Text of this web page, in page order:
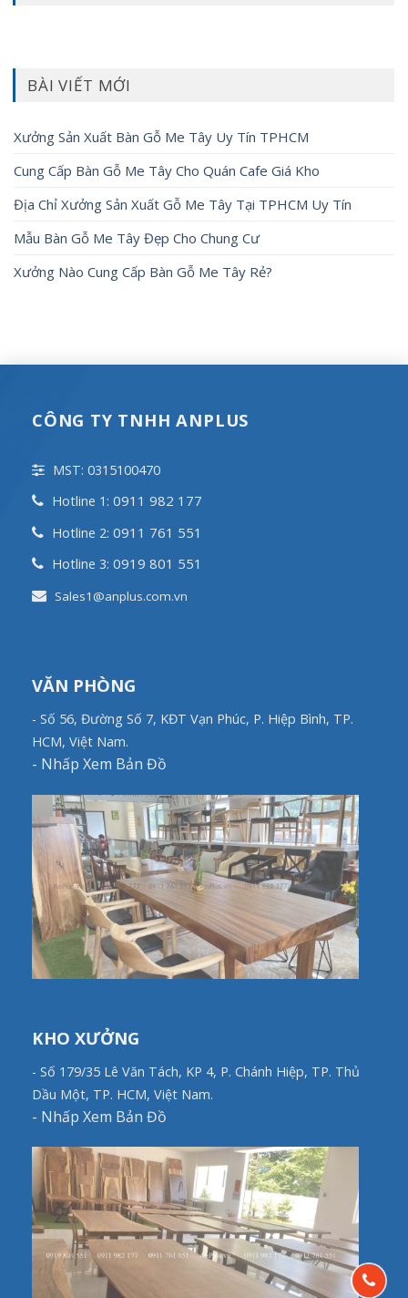
BÀI VIẾT MỚI
Xưởng Sản Xuất Bàn Gỗ Me Tây Uy Tín TPHCM
Cung Cấp Bàn Gỗ Me Tây Cho Quán Cafe Giá Kho
Địa Chỉ Xưởng Sản Xuất Gỗ Me Tây Tại TPHCM Uy Tín
Mẫu Bàn Gỗ Me Tây Đẹp Cho Chung Cư
Xưởng Nào Cung Cấp Bàn Gỗ Me Tây Rẻ?
CÔNG TY TNHH ANPLUS
MST: 0315100470
Hotline 1: 0911 982 177
Hotline 2: 0911 761 551
Hotline 3: 0919 801 551
Sales1@anplus.com.vn
VĂN PHÒNG
- Số 56, Đường Số 7, KĐT Vạn Phúc, P. Hiệp Bình, TP.
HCM, Việt Nam.
- Nhấp Xem Bản Đồ
KHO XƯỞNG
- Số 179/35 Lê Văn Tách, KP 4, P. Chánh Hiệp, TP. Thủ
Dầu Một, TP. HCM, Việt Nam.
- Nhấp Xem Bản Đồ